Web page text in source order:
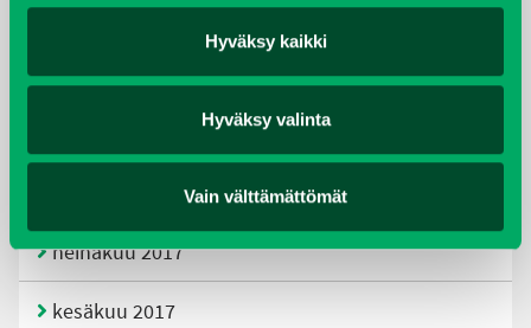
Hyväksy kaikki
Hyväksy valinta
Vain välttämättömät
helmikuu 2019
elokuu 2018
heinäkuu 2017
kesäkuu 2017